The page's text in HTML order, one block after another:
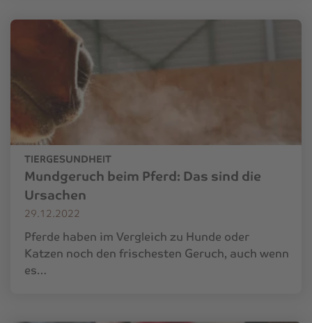
TIERGESUNDHEIT
Mundgeruch beim Pferd: Das sind die
Ursachen
29.12.2022
Pferde haben im Vergleich zu Hunde oder
Katzen noch den frischesten Geruch, auch wenn
es…